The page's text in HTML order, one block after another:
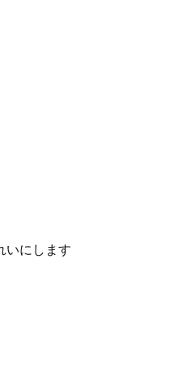
いにします